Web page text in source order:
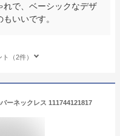
れで、ベーシックなデザ
いいです。
（2件）
ーネックレス 111744121817